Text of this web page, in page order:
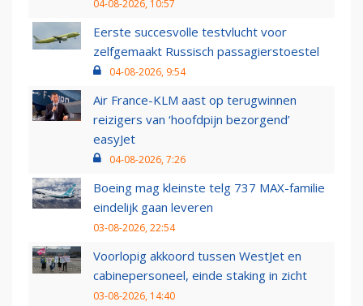
04-08-2026, 10:57
Eerste succesvolle testvlucht voor
zelfgemaakt Russisch passagierstoestel
04-08-2026, 9:54
Air France-KLM aast op terugwinnen
reizigers van ‘hoofdpijn bezorgend’
easyJet
04-08-2026, 7:26
Boeing mag kleinste telg 737 MAX-familie
eindelijk gaan leveren
03-08-2026, 22:54
Voorlopig akkoord tussen WestJet en
cabinepersoneel, einde staking in zicht
03-08-2026, 14:40